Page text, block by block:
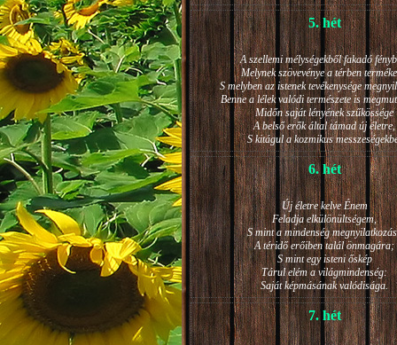
5. hét
A szellemi mélységekből fakadó
Melynek szövevénye a térben
S melyben az istenek tevékenysége
Benne a lélek valódi természete is
Midőn saját lényének szűkössége
A belső erők által támad új életre,
S kitágul a kozmikus
6. hét
Új életre kelve Énem
Feladja elkülönültségem,
S mint a mindenség
A téridő erőiben talál önmagára;
S mint egy isteni őskép
Tárul elém a világmindenség:
Saját képmásának valódisága.
7. hét